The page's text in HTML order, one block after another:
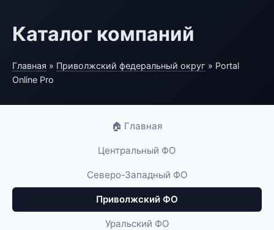
Каталог компаний
Главная » Приволжский федеральный округ » Portal
Online Pro
🏠 Главная
Центральный ФО
Северо-Западный ФО
Приволжский ФО
Уральский ФО